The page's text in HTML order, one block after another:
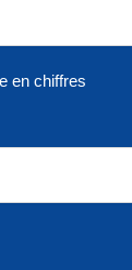
en chiffres